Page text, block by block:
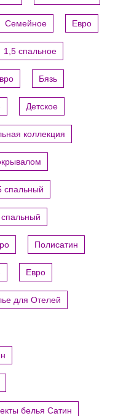
Семейное Евро
1,5 спальное
Бязь
Детское
коллекция
спальный
Полисатин
Евро
для Отелей
белья Сатин